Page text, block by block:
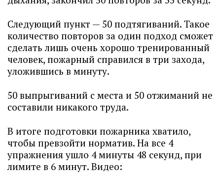
Следующий пункт — 50 подтягиваний. Такое
количество повторов за один подход сможет
сделать лишь очень хорошо тренированный
человек, пожарный справился в три захода,
уложившись в минуту.
50 выпрыгиваний с места и 50 отжиманий не
составили никакого труда.
В итоге подготовки пожарника хватило,
чтобы превзойти норматив. На все 4
упражнения ушло 4 минуты 48 секунд, при
лимите в 6 минут. Видео: